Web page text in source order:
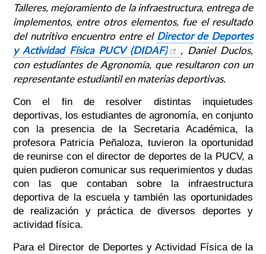
Talleres, mejoramiento de la infraestructura, entrega de
implementos, entre otros elementos, fue el resultado
del nutritivo encuentro entre el Director de Deportes
y Actividad Física PUCV (DIDAF)
, Daniel Duclos,
con estudiantes de Agronomía, que resultaron con un
representante estudiantil en materias deportivas.
Con el fin de resolver distintas inquietudes
deportivas, los estudiantes de agronomía, en conjunto
con la presencia de la Secretaria Académica, la
profesora Patricia Peñaloza, tuvieron la oportunidad
de reunirse con el director de deportes de la PUCV, a
quien pudieron comunicar sus requerimientos y dudas
con las que contaban sobre la infraestructura
deportiva de la escuela y también las oportunidades
de realización y práctica de diversos deportes y
actividad física.
Para el Director de Deportes y Actividad Física de la